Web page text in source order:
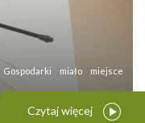
miało miejsce
Czytaj więcej